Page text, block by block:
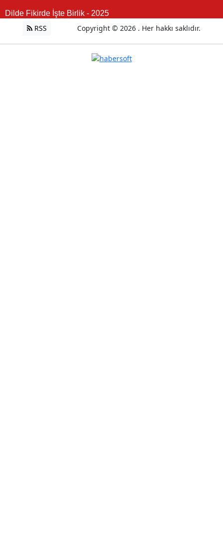
Dilde Fikirde İşte Birlik - 2025
RSS Copyright © 2026 . Her hakkı saklıdır.